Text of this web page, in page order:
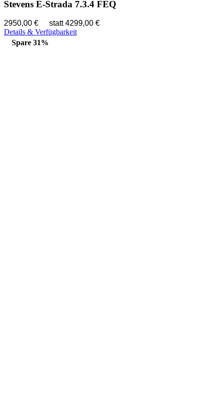
Stevens E-Strada 7.3.4 FEQ
2950,00 €
statt 4299,00 €
Details & Verfügbarkeit
Spare 31%